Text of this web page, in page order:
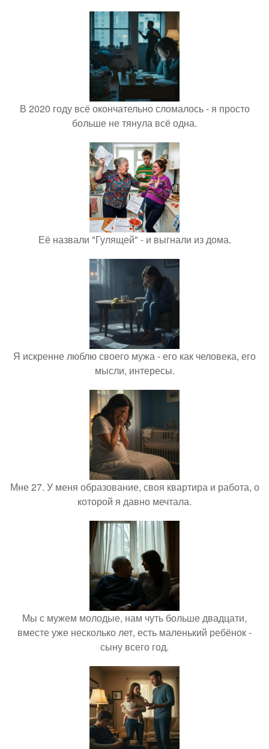
В 2020 году всё окончательно сломалось - я просто
больше не тянула всё одна.
Её назвали "Гулящей" - и выгнали из дома.
Я искренне люблю своего мужа - его как человека, его
мысли, интересы.
Мне 27. У меня образование, своя квартира и работа, о
которой я давно мечтала.
Мы с мужем молодые, нам чуть больше двадцати,
вместе уже несколько лет, есть маленький ребёнок -
сыну всего год.